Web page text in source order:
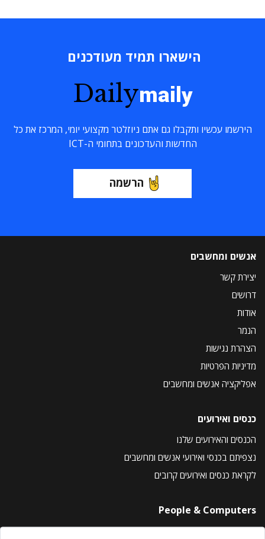
הישארו תמיד מעודכנים
Dailymaily
הירשמו עכשיו ותקבלו גם אתם ניוזלטר מקצועי יומי, המרכז את כל
החדשות והעדכונים בתחומי ה-ICT
הרשמה
אנשים ומחשבים
יצירת קשר
דרושים
אודות
הנמר
הצהרת נגישות
מדיניות הפרטיות
אפליקציה אנשים ומחשבים
כנסים ואירועים
הכנסים והאירועים שלנו
נצפיתם בכנסי ואירועי אנשים ומחשבים
לקראת כנסים ואירועים קרובים
People & Computers
About Us